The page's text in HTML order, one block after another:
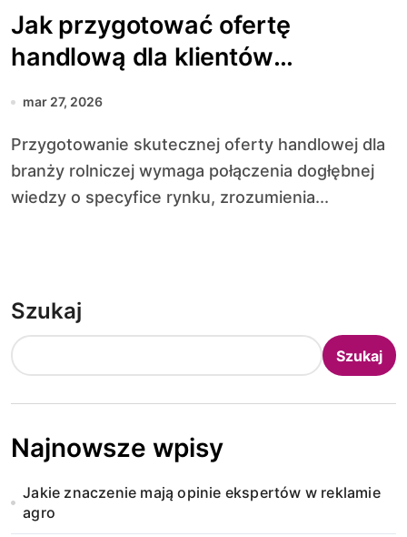
Jak przygotować ofertę
handlową dla klientów
rolniczych
mar 27, 2026
Przygotowanie skutecznej oferty handlowej dla
branży rolniczej wymaga połączenia dogłębnej
wiedzy o specyfice rynku, zrozumienia...
Szukaj
Szukaj
Najnowsze wpisy
Jakie znaczenie mają opinie ekspertów w reklamie
agro